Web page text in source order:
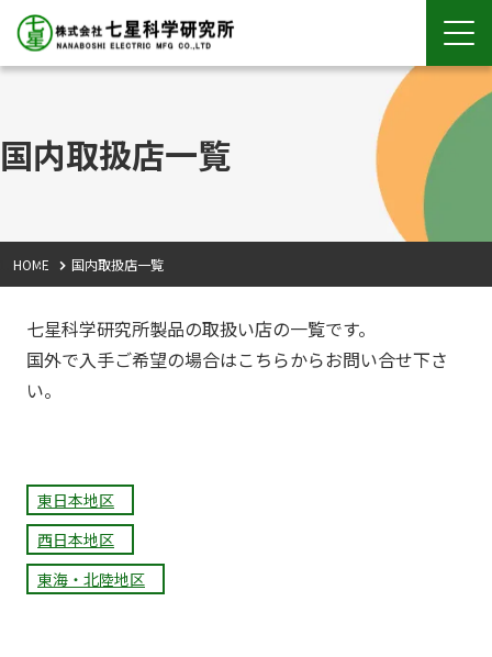
国内取扱店一覧
HOME 国内取扱店一覧
七星科学研究所製品の取扱い店の一覧です。
国外で入手ご希望の場合はこちらからお問い合せ下さ
い。
東日本地区
西日本地区
東海・北陸地区